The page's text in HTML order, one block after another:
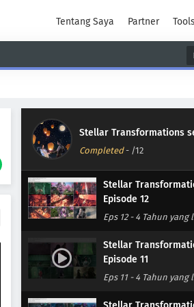
Tentang Saya Partner Tools
Stellar Transformations
Completed- /12
Stellar
Episode 12
Eps 12- 4 Tahun yang
Stellar
Episode 11
Eps 11- 4 Tahun yang